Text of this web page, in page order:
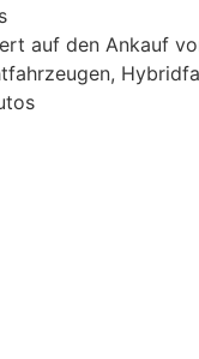
auf den Ankauf